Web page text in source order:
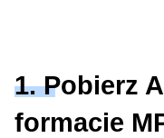
1. Pobierz
formacie